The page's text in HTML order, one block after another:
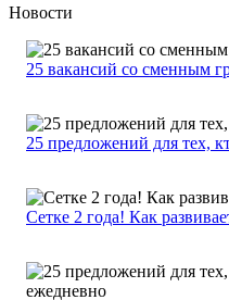
Новости
25 вакансий со сменным
25 предложений для тех,
Сетке 2 года! Как